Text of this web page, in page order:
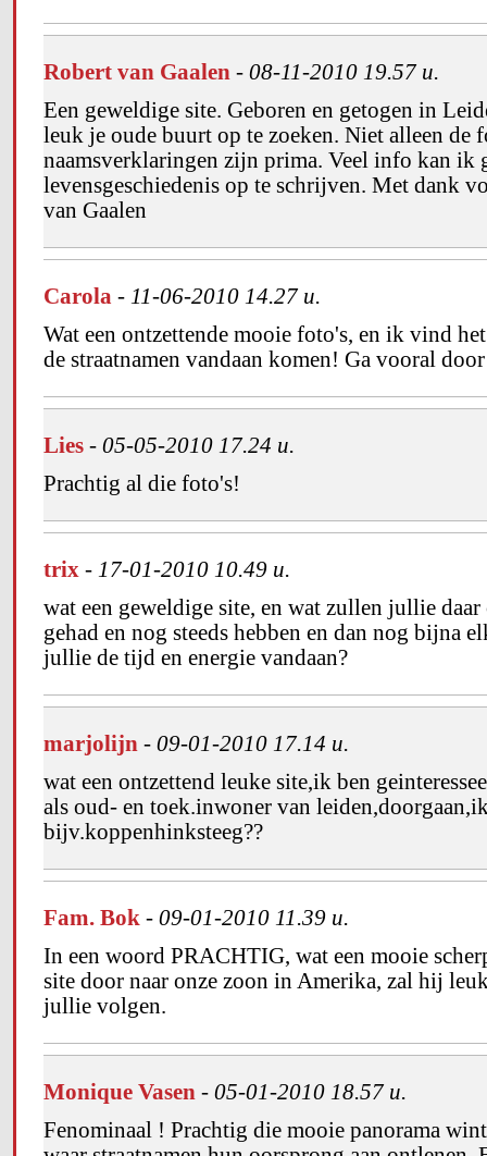
Robert van Gaalen - 08-11-2010 19.57 u.
Een geweldige site. Geboren en getogen in
leuk je oude buurt op te zoeken. Niet alleen de
naamsverklaringen zijn prima. Veel info kan ik
levensgeschiedenis op te schrijven. Met dank
van Gaalen
Carola - 11-06-2010 14.27 u.
Wat een ontzettende mooie foto's, en ik vind
de straatnamen vandaan komen! Ga vooral
Lies - 05-05-2010 17.24 u.
Prachtig al die foto's!
trix - 17-01-2010 10.49 u.
wat een geweldige site, en wat zullen jullie
gehad en nog steeds hebben en dan nog bijna
jullie de tijd en energie vandaan?
marjolijn - 09-01-2010 17.14 u.
wat een ontzettend leuke site,ik ben
als oud- en toek.inwoner van
bijv.koppenhinksteeg??
Fam. Bok - 09-01-2010 11.39 u.
In een woord PRACHTIG, wat een mooie
site door naar onze zoon in Amerika, zal hij
jullie volgen.
Monique Vasen - 05-01-2010 18.57 u.
Fenominaal ! Prachtig die mooie panorama